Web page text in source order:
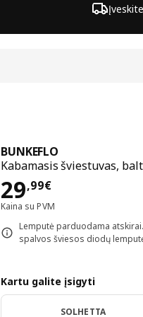
BUNKEFLO
Kabamasis šviestuvas,
29,99€
Kaina 29,99€
Kaina su PVM
Lemputė parduodama
spalvos šviesos diodų
Kartu galite įsigyti
SOLHETTA